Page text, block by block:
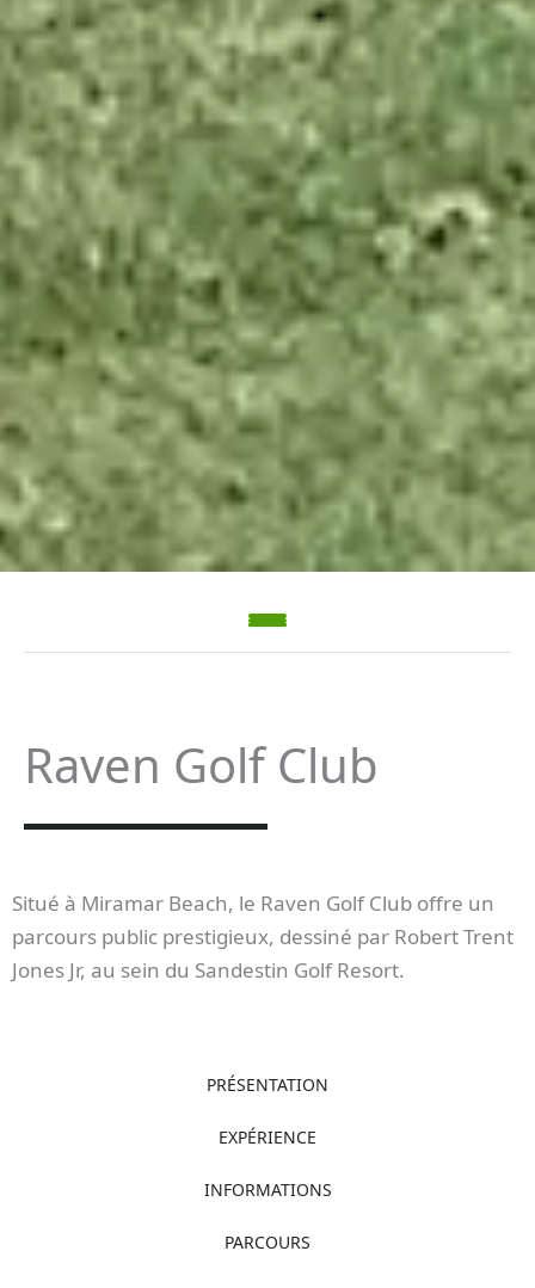
Raven Golf Club
Situé à Miramar Beach, le Raven Golf Club offre un
parcours public prestigieux, dessiné par Robert Trent
Jones Jr, au sein du Sandestin Golf Resort.
PRÉSENTATION
EXPÉRIENCE
INFORMATIONS
PARCOURS